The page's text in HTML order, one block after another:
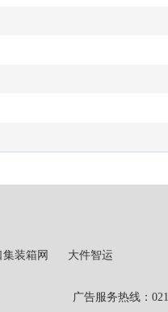
装箱网
大件智运
公司 广告服务热线：021-